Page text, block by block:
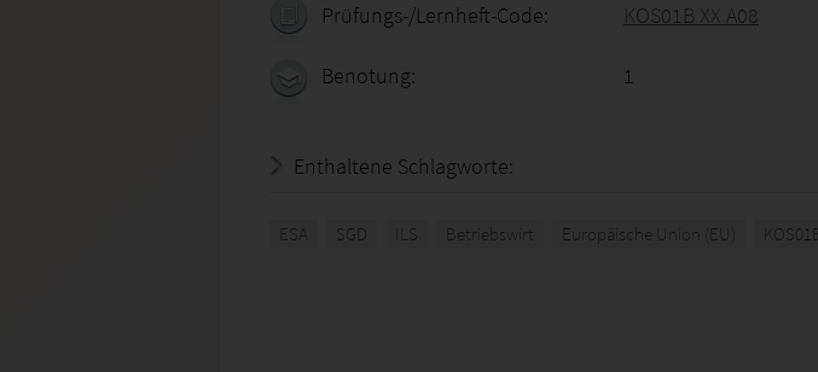
Prüfungs-/Lernheft-Code: KOS01B XX A08
Benotung: 1
Enthaltene Schlagworte:
ESA SGD ILS Betriebswirt Europäische Union (EU)